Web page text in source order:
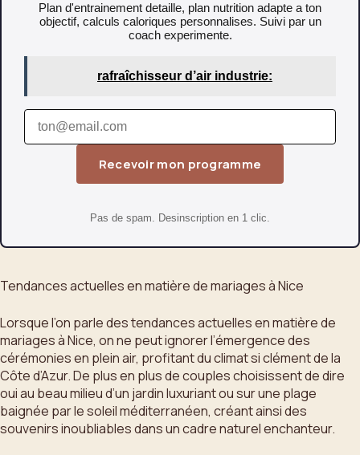
Plan d'entrainement detaille, plan nutrition adapte a ton
objectif, calculs caloriques personnalises. Suivi par un
coach experimente.
rafraîchisseur d’air industrie:
Recevoir mon programme
Pas de spam. Desinscription en 1 clic.
Tendances actuelles en matière de mariages à Nice
Lorsque l’on parle des tendances actuelles en matière de
mariages à Nice, on ne peut ignorer l’émergence des
cérémonies en plein air, profitant du climat si clément de la
Côte d’Azur. De plus en plus de couples choisissent de dire
oui au beau milieu d’un jardin luxuriant ou sur une plage
baignée par le soleil méditerranéen, créant ainsi des
souvenirs inoubliables dans un cadre naturel enchanteur.